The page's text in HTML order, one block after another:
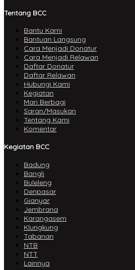
Tentang BCC
Bantu Kami
Bantuan Langsung
Cara Menjadi Donatur
Cara Menjadi Relawan
Daftar Donatur
Daftar Relawan
Hubungi Kami
Kegiatan
Mari Berbagi
Saran/Masukan
Tentang Kami
Komentar
Kegiatan BCC
Badung
Bangli
Buleleng
Denpasar
Gianyar
Jembrana
Karangasem
Klungkung
Tabanan
NTB
NTT
Lainnya